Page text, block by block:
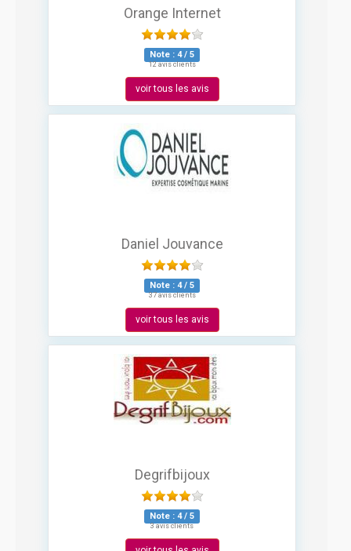
Orange Internet
Note : 4/ 5
12 avis clients
voir tous les avis
Daniel Jouvance
Note : 4/ 5
37 avis clients
voir tous les avis
Degrifbijoux
Note : 4/ 5
3 avis clients